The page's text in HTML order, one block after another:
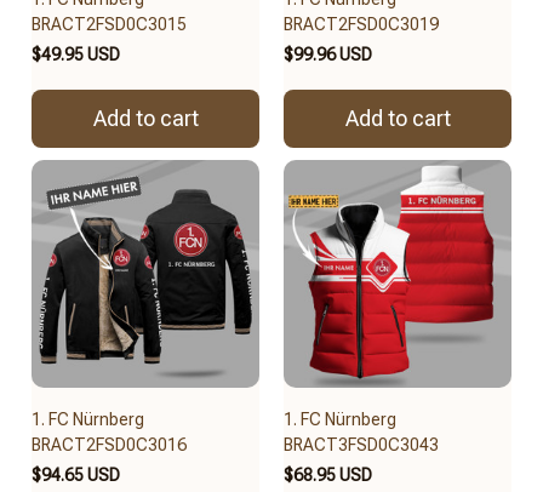
BRACT2FSD0C3015
$49.95 USD
Add to cart
BRACT2FSD0C3019
$99.96 USD
Add to cart
1. FC Nürnberg
BRACT2FSD0C3016
$94.65 USD
1. FC Nürnberg
BRACT3FSD0C3043
$68.95 USD